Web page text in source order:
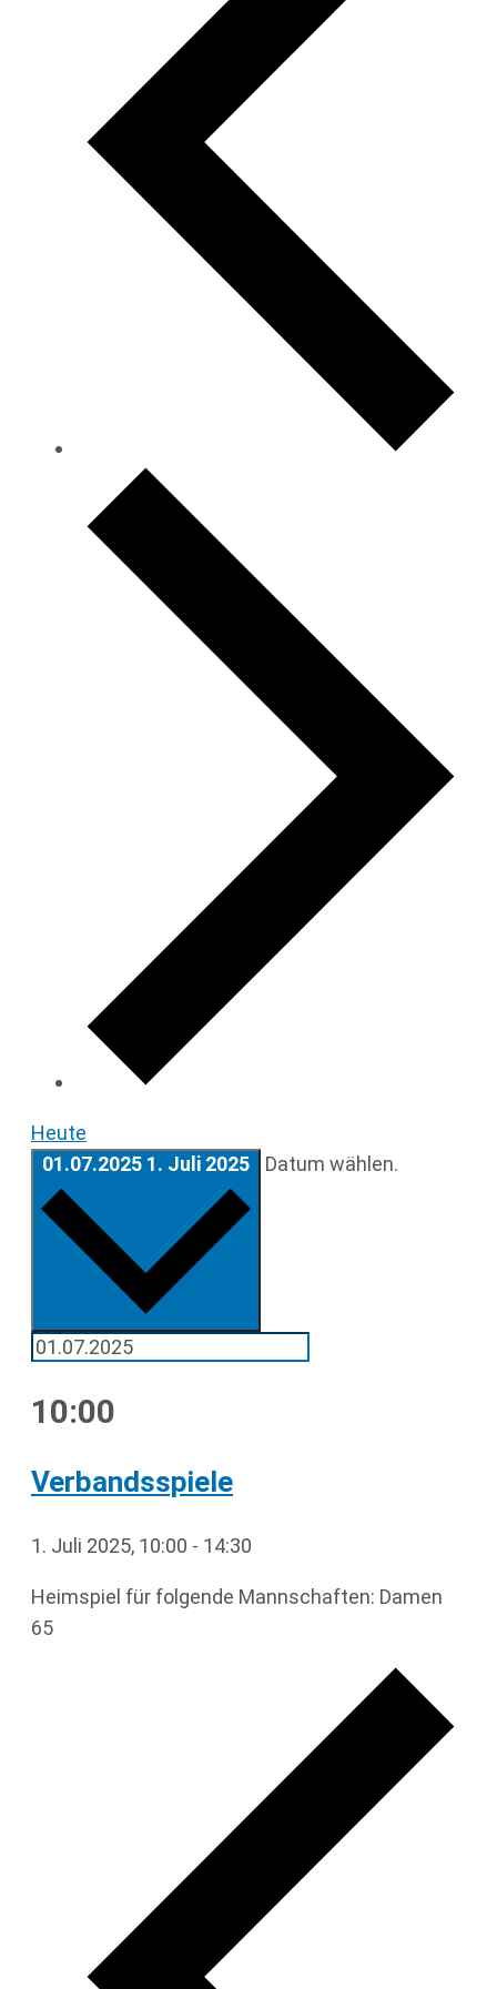
Heute
01.07.2025 1. Juli 2025 Datum wählen.
10:00
Verbandsspiele
1. Juli 2025, 10:00 - 14:30
Heimspiel für folgende Mannschaften: Damen
65